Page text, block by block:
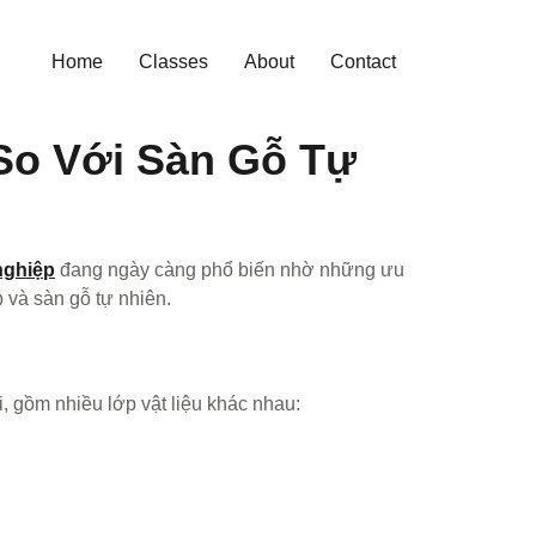
Home Classes About Contact
Với Sàn Gỗ Tự
đang ngày càng phổ biến nhờ những ưu
sàn gỗ tự nhiên.
gồm nhiều lớp vật liệu khác nhau: